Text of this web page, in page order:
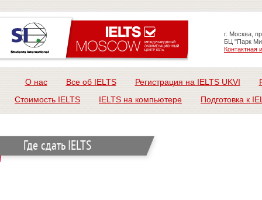
г. Москва,
БЦ "Парк
Контактная
О нас Все об IELTS Регистрация на IELTS UKVI
Стоимость IELTS
IELTS на компьютере Подготовка к
Где сдать IELTS